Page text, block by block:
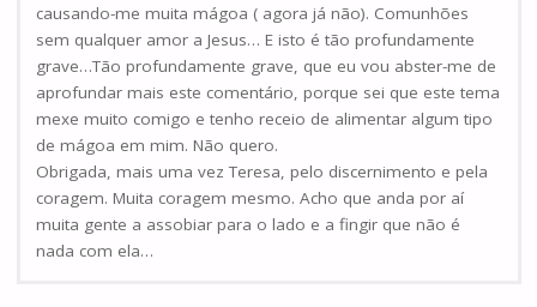
causando-me muita mágoa ( agora já não). Comunhões
sem qualquer amor a Jesus… E isto é tão profundamente
grave…Tão profundamente grave, que eu vou abster-me de
aprofundar mais este comentário, porque sei que este tema
mexe muito comigo e tenho receio de alimentar algum tipo
de mágoa em mim. Não quero.
Obrigada, mais uma vez Teresa, pelo discernimento e pela
coragem. Muita coragem mesmo. Acho que anda por aí
muita gente a assobiar para o lado e a fingir que não é
nada com ela…